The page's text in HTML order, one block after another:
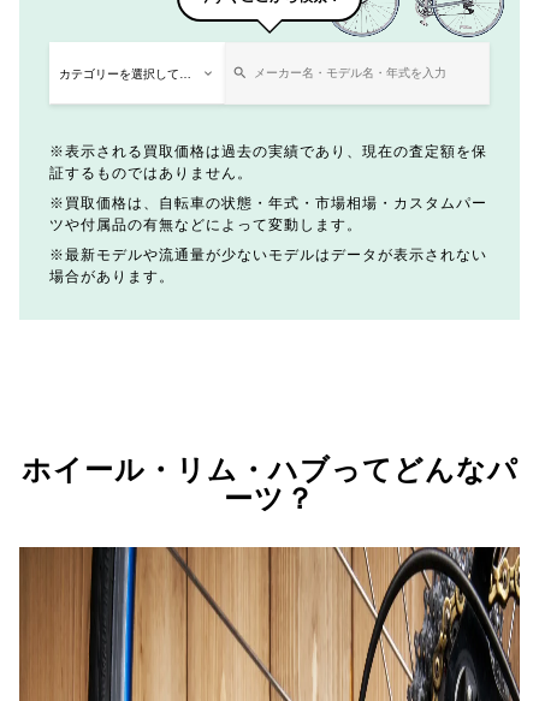
表示される買取価格は過去の実績であり、現在の査定額を保
証するものではありません。
買取価格は、自転車の状態・年式・市場相場・カスタムパー
ツや付属品の有無などによって変動します。
最新モデルや流通量が少ないモデルはデータが表示されない
場合があります。
ホイール・リム・ハブってどんなパ
ーツ？